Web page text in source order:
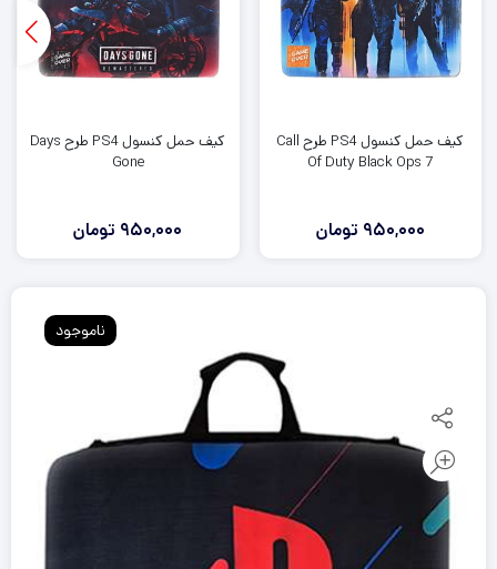
کیف حمل کنسول PS4 طرح Call
Of Duty Black Ops 7
950,000 تومان
کیف حمل کنسول PS4 طرح Days
Gone
950,000 تومان
ناموجود